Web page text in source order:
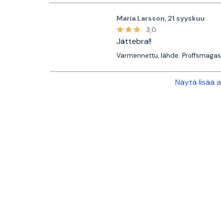
Maria Larsson, 21 syyskuu
3,0
Jättebra!!
Varmennettu, lähde:
Näytä lisää